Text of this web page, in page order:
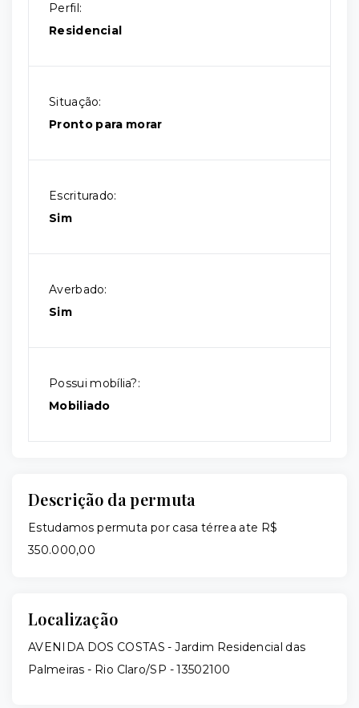
Perfil:
Residencial
Situação:
Pronto para morar
Escriturado:
Sim
Averbado:
Sim
Possui mobília?:
Mobiliado
Descrição da permuta
Estudamos permuta por casa térrea ate R$
350.000,00
Localização
AVENIDA DOS COSTAS - Jardim Residencial das
Palmeiras - Rio Claro/SP - 13502100